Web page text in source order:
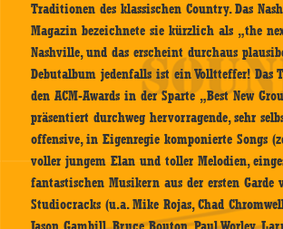
Traditionen des klassischen Country. Das
Magazin bezeichnete sie kürzlich als „the
Nashville, und das erscheint durchaus
Debutalbum jedenfalls ist ein Volltteffer! Das
den ACM-Awards in der Sparte „Best New
präsentiert durchweg hervorragende, sehr
offensive, in Eigenregie komponierte Songs
voller jungem Elan und toller Melodien,
fantastischen Musikern aus der ersten Garde
Studiocracks (u.a. Mike Rojas, Chad